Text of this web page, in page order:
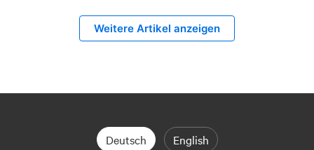
Weitere Artikel anzeigen
Deutsch English